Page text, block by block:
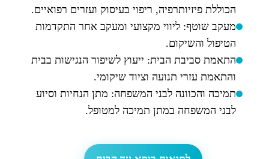
הכוללת פיזיותרפיה, ריפוי בעיסוק ועזרים רפואיים.
מעקב שוטף: ליווי מקצועי ומעקב אחר התקדמות
הטיפול והשיקום.
התאמת סביבת הבית: ייעוץ לשיפור הנגישות בבית
והתאמת עזרי תנועה וציוד שיקומי.
תמיכה והכוונה לבני המשפחה: מתן הנחיות וסיוע
לבני המשפחה במתן תמיכה למטופל.